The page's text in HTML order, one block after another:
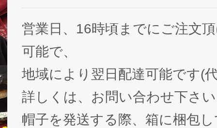
営業日、16時頃までにご注文
可能で、
地域により翌日配達可能です(
詳しくは、お問い合わせ下さ
帽子を発送する際、箱に梱包